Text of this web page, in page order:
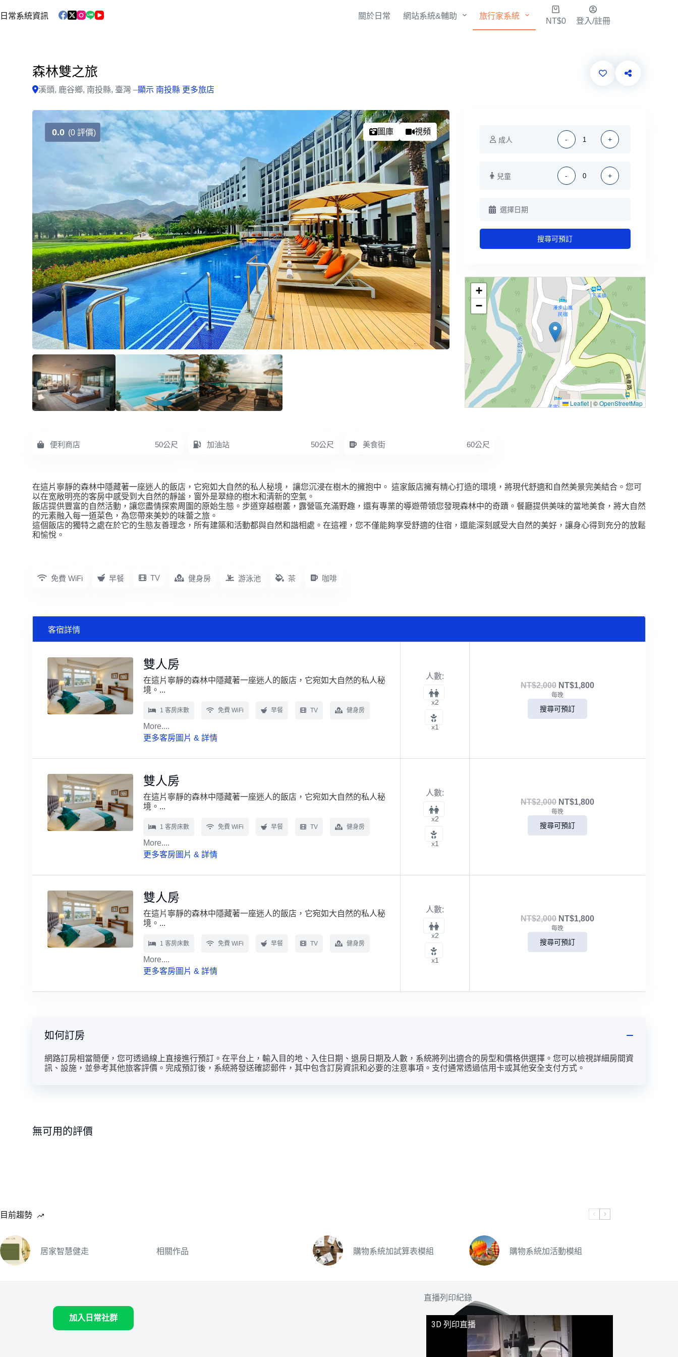
至
日常系統資訊 關於日常 網站系統&輔助 旅行家系統
購
物
NT$0 登入/註冊
森林雙之旅
溪頭, 鹿谷鄉, 南投縣, 臺灣 –顯示 南投縣 更多旅店
圖庫 視頻
0.0 (0 評價)
成人 - +
兒童 - +
搜尋可預訂
+
−
Leaflet | ©OpenStreetMap
便利商店 50公尺 加油站 50公尺 美食街 60公尺
在這片寧靜的森林中隱藏著一座迷人的飯店，它宛如大自然的私人秘境， 讓您沉浸在樹木的擁抱中。 這家飯店擁有精心打造的環境，將現代舒適和自然美景完美結合。您可
以在宽敞明亮的客房中感受到大自然的靜謐，窗外是翠綠的樹木和清新的空氣。
飯店提供豐富的自然活動，讓您盡情探索周圍的原始生態。步道穿越樹叢，露營區充滿野趣，還有專業的導遊帶領您發現森林中的奇蹟。餐廳提供美味的當地美食，將大自然
的元素融入每一道菜色，為您帶來美妙的味蕾之旅。
這個飯店的獨特之處在於它的生態友善理念，所有建築和活動都與自然和諧相處。在這裡，您不僅能夠享受舒適的住宿，還能深刻感受大自然的美好，讓身心得到充分的放鬆
和愉悅。
免費 WiFi 早餐 TV 健身房 游泳池 茶 咖啡
客宿詳情
雙人房
在這片寧靜的森林中隱藏著一座迷人的飯店，它宛如大自然的私人秘
境。...
1 客房床數 免費 WiFi 早餐 TV 健身房
More....
更多客房圖片 & 詳情
人數:
x2
x1
NT$2,000 NT$1,800
每晚
搜尋可預訂
雙人房
在這片寧靜的森林中隱藏著一座迷人的飯店，它宛如大自然的私人秘
境。...
1 客房床數 免費 WiFi 早餐 TV 健身房
More....
更多客房圖片 & 詳情
人數:
x2
x1
NT$2,000 NT$1,800
每晚
搜尋可預訂
雙人房
在這片寧靜的森林中隱藏著一座迷人的飯店，它宛如大自然的私人秘
境。...
1 客房床數 免費 WiFi 早餐 TV 健身房
More....
更多客房圖片 & 詳情
人數:
x2
x1
NT$2,000 NT$1,800
每晚
搜尋可預訂
如何訂房
網路訂房相當簡便，您可透過線上直接進行預訂。在平台上，輸入目的地、入住日期、退房日期及人數，系統將列出適合的房型和價格供選擇。您可以檢視詳細房間資
訊、設施，並參考其他旅客評價。完成預訂後，系統將發送確認郵件，其中包含訂房資訊和必要的注意事項。支付通常透過信用卡或其他安全支付方式。
無可用的評價
目前趨勢
居家智慧健走 相關作品 購物系統加試算表模組 購物系統加活動模組
加入日常社群
直播列印紀錄
3D 列印直播